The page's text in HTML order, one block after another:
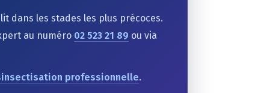
dans les stades les plus précoces.
au numéro 02 523 21 89 ou via
professionnelle.